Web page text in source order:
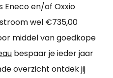
Eneco en/of Oxxio
wel €735,00
middel van goedkope
bespaar je ieder jaar
overzicht ontdek jij